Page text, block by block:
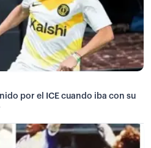
por el ICE cuando iba con su